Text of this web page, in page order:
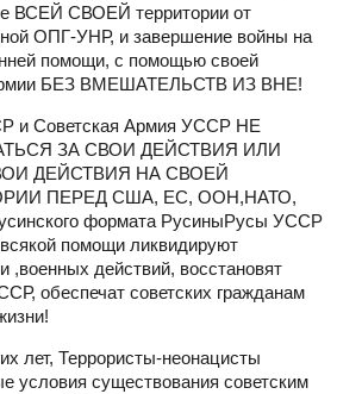
ВСЕЙ СВОЕЙ территории от
ОПГ-УНР, и завершение войны на
помощи, с помощью своей
БЕЗ ВМЕШАТЕЛЬСТВ ИЗ ВНЕ!
и Советская Армия УССР НЕ
ЗА СВОИ ДЕЙСТВИЯ ИЛИ
ДЕЙСТВИЯ НА СВОЕЙ
ПЕРЕД США, ЕС, ООН,НАТО,
формата РусиныРусы УССР
помощи ликвидируют
,военных действий, восстановят
обеспечат советских гражданам
лет, Террористы-неонацисты
условия существования советским